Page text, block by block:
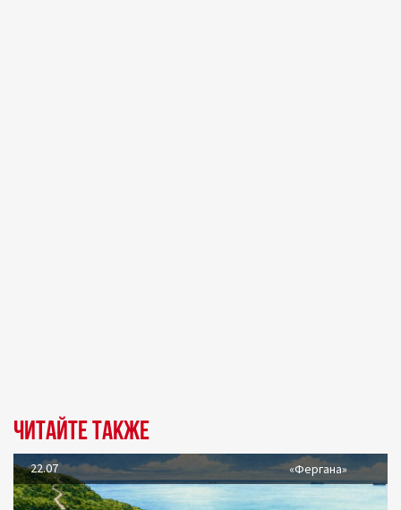
Читайте также
22.07 «Фергана»